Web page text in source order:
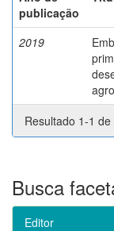
publicação
2019
Resultado 1-1 de
Busca
Editor